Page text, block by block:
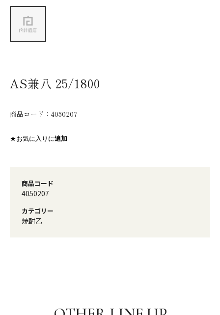
AS兼八 25/1800
商品コード： 4050207
★お気に入りに追加
商品コード
4050207
カテゴリー
焼酎乙